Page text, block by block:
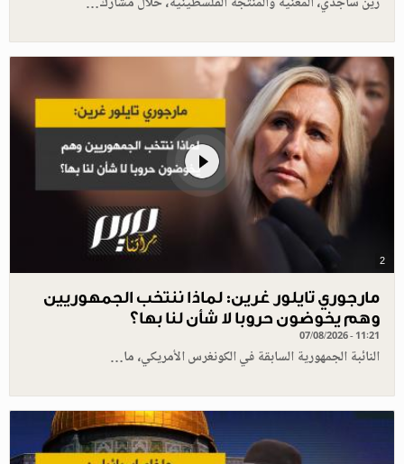
2
مارجوري تايلور غرين: لماذا ننتخب الجمهوريين
وهم يخوضون حروبا لا شأن لنا بها؟
07/08/2026 - 11:21
النائبة الجمهورية السابقة في الكونغرس الأمريكي، ما…